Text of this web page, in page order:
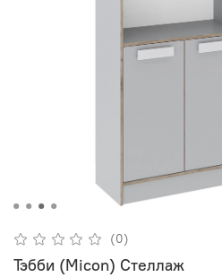
(0)
Тэбби (Micon) Стеллаж